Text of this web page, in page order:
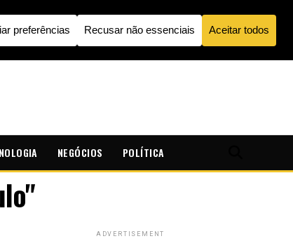
NEGÓCIOS POLÍTICA
ADVERTISEMENT